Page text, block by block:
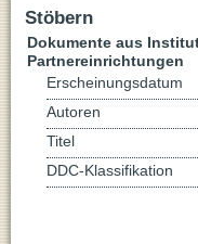
Stöbern
Dokumente aus
Partnereinrichtungen
Erscheinungsdatum
Autoren
Titel
DDC-Klassifikation